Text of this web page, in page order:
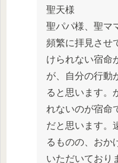
聖天様
聖パパ様、聖マ
頻繁に拝見させ
けられない宿命
が、自分の行動
ると思います。
れないのが宿命
だと思います。
るものの、おか
いただいており